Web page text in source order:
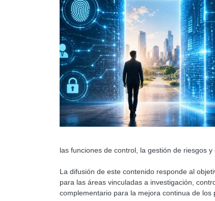
las funciones de control, la gestión de riesgos y
La difusión de este contenido responde al
para las áreas vinculadas a investigación,
complementario para la mejora continua de los